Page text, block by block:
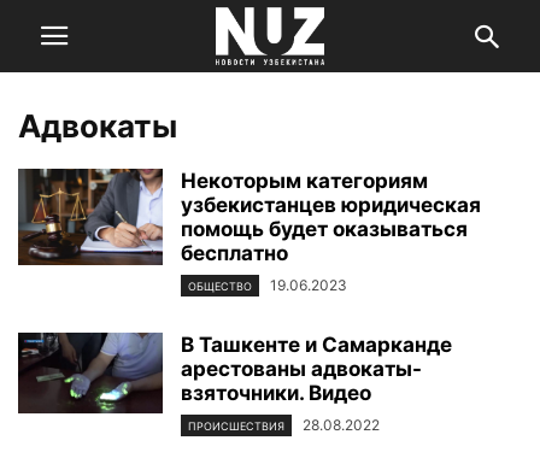
Адвокаты
Некоторым категориям
узбекистанцев юридическая
помощь будет оказываться
бесплатно
ОБЩЕСТВО 19.06.2023
В Ташкенте и Самарканде
арестованы адвокаты-
взяточники. Видео
ПРОИСШЕСТВИЯ 28.08.2022